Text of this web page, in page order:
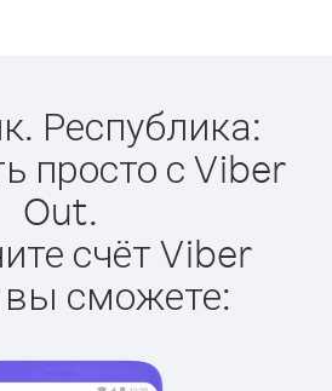
Республика:
просто с Viber
Out.
счёт Viber
сможете: